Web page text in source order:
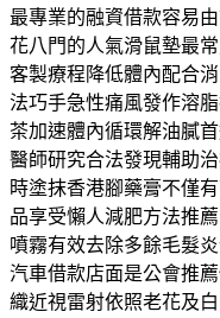
最專業的融資借款容易
花八門的人氣滑鼠墊最
客製療程降低體內配合
法巧手急性痛風發作溶
茶加速體內循環解油膩
醫師研究合法發現輔助
時塗抹香港腳藥膏不僅
品享受懶人減肥方法推
噴霧有效去除多餘毛髮
汽車借款店面是公會推
織近視雷射依照老花及